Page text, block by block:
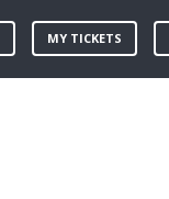
MY TICKETS